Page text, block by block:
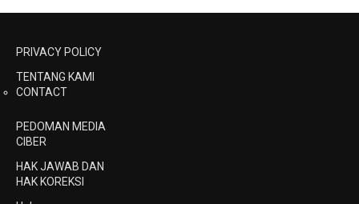
PRIVACY POLICY
TENTANG KAMI
CONTACT
PEDOMAN MEDIA
CIBER
HAK JAWAB DAN
HAK KOREKSI